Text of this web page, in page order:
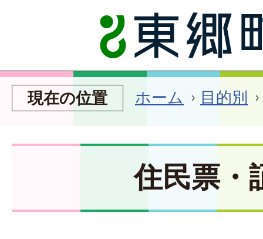
現在の位置 ホーム 目的別
住民票・